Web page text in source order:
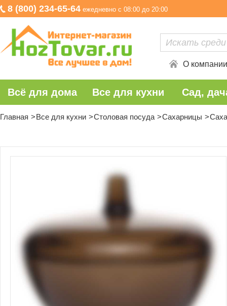
8 (800) 234-65-64 ежедневно с 08:00 до 20:00
О компании
Всё для дома Все для кухни Сад,
Главная Все для кухни Столовая посуда Сахарницы